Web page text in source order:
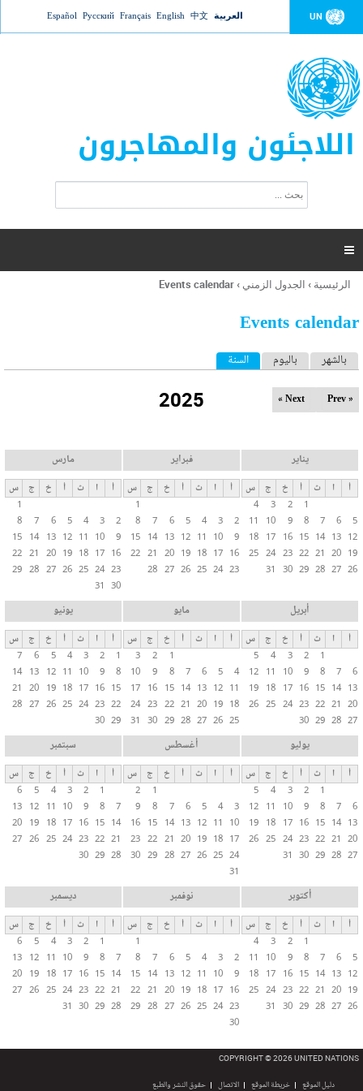
Jump to navigation UN العربية 中文
English
Français
Русский
Español
اللاجئون والمهاجرون
ت
ر
ل
ح
ب

أنت
هنا
الرئيسية › الجدول الزمني ›
Events calendar
Events calendar
ا
ل
ب
ب
ا
ت
ا
ل
أ
س
ا
س
ي
ة
بالشهر باليوم السنة (علامة التبويب النشطة)
2025 « Prev
Next »
يناير
أ ا ث أ خ ج
س
1
2
3
4
5
6
7
8
9
10
11
12
13
14
15
16
17
18
19
20
21
22
23
24
25
26
27
28
29
30
31
فبراير
أ ا ث أ خ ج
س
1
2
3
4
5
6
7
8
9
10
11
12
13
14
15
16
17
18
19
20
21
22
23
24
25
26
27
28
مارس
أ ا ث أ خ ج
س
1
2
3
4
5
6
7
8
9
10
11
12
13
14
15
16
17
18
19
20
21
22
23
24
25
26
27
28
29
30
31
أبريل
أ ا ث أ خ ج
س
1
2
3
4
5
6
7
8
9
10
11
12
13
14
15
16
17
18
19
20
21
22
23
24
25
26
27
28
29
30
مايو
أ ا ث أ خ ج
س
1
2
3
4
5
6
7
8
9
10
11
12
13
14
15
16
17
18
19
20
21
22
23
24
25
26
27
28
29
30
31
يونيو
أ ا ث أ خ ج
س
1
2
3
4
5
6
7
8
9
10
11
12
13
14
15
16
17
18
19
20
21
22
23
24
25
26
27
28
29
30
يوليو
أ ا ث أ خ ج
س
1
2
3
4
5
6
7
8
9
10
11
12
13
14
15
16
17
18
19
20
21
22
23
24
25
26
27
28
29
30
31
أغسطس
أ ا ث أ خ ج
س
1
2
3
4
5
6
7
8
9
10
11
12
13
14
15
16
17
18
19
20
21
22
23
24
25
26
27
28
29
30
31
سبتمبر
أ ا ث أ خ ج
س
1
2
3
4
5
6
7
8
9
10
11
12
13
14
15
16
17
18
19
20
21
22
23
24
25
26
27
28
29
30
أكتوبر
أ ا ث أ خ ج
س
1
2
3
4
5
6
7
8
9
10
11
12
13
14
15
16
17
18
19
20
21
22
23
24
25
26
27
28
29
30
31
نوفمبر
أ ا ث أ خ ج
س
1
2
3
4
5
6
7
8
9
10
11
12
13
14
15
16
17
18
19
20
21
22
23
24
25
26
27
28
29
30
ديسمبر
أ ا ث أ خ ج
س
1
2
3
4
5
6
7
8
9
10
11
12
13
14
15
16
17
18
19
20
21
22
23
24
25
26
27
28
29
30
31
COPYRIGHT © 2026 UNITED NATIONS
دليل الموقع خريطة الموقع الاتصال حقوق النشر والطبع